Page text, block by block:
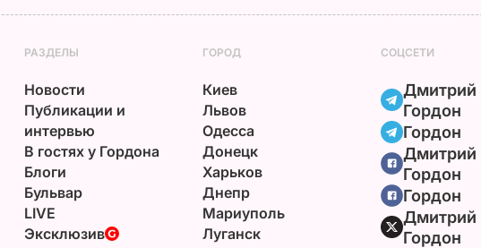
РАЗДЕЛЫ
Новости
Публикации и
интервью
В гостях у Гордона
Блоги
Бульвар
LIVE
Эксклюзив
ГОРОД
Киев
Львов
Одесса
Донецк
Харьков
Днепр
Мариуполь
Луганск
СОЦСЕТИ
Дмитрий
Гордон
Гордон
Дмитрий
Гордон
Гордон
Дмитрий
Гордон